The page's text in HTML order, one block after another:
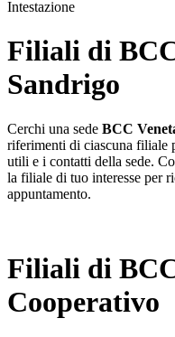
Intestazione
Filiali di
Sandrigo
Cerchi una sede BCC
riferimenti di ciascuna filiale
utili e i contatti della sede.
la filiale di tuo interesse per
appuntamento.
Filiali di
Cooperativo